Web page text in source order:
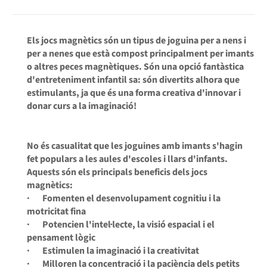
Els jocs magnètics són un tipus de joguina per a nens i
per a nenes que està compost principalment per imants
o altres peces magnètiques. Són una opció fantàstica
d'entreteniment infantil sa: són divertits alhora que
estimulants, ja que és una forma creativa d'innovar i
donar curs a la imaginació!
No és casualitat que les joguines amb imants s'hagin
fet populars a les aules d'escoles i llars d'infants.
Aquests són els principals beneficis dels jocs
magnètics:
· Fomenten el desenvolupament cognitiu i la
motricitat fina
· Potencien l'intel·lecte, la visió espacial i el
pensament lògic
· Estimulen la imaginació i la creativitat
· Milloren la concentració i la paciència dels petits